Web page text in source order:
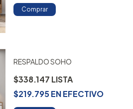
Comprar
RESPALDO SOHO
$338.147
$219.795ENEFECTIVO